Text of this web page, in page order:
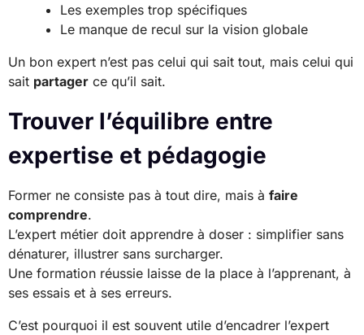
Les exemples trop spécifiques
Le manque de recul sur la vision globale
Un bon expert n’est pas celui qui sait tout, mais celui qui
sait partager ce qu’il sait.
Trouver l’équilibre entre
expertise et pédagogie
Former ne consiste pas à tout dire, mais à faire
comprendre.
L’expert métier doit apprendre à doser : simplifier sans
dénaturer, illustrer sans surcharger.
Une formation réussie laisse de la place à l’apprenant, à
ses essais et à ses erreurs.
C’est pourquoi il est souvent utile d’encadrer l’expert